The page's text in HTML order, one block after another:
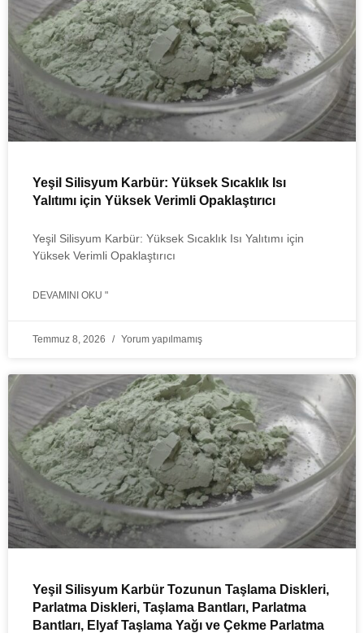
Yeşil Silisyum Karbür: Yüksek Sıcaklık Isı
Yalıtımı için Yüksek Verimli Opaklaştırıcı
Yeşil Silisyum Karbür: Yüksek Sıcaklık Isı Yalıtımı için
Yüksek Verimli Opaklaştırıcı
DEVAMINI OKU "
Temmuz 8, 2026 Yorum yapılmamış
Yeşil Silisyum Karbür Tozunun Taşlama Diskleri,
Parlatma Diskleri, Taşlama Bantları, Parlatma
Bantları, Elyaf Taşlama Yağı ve Çekme Parlatma